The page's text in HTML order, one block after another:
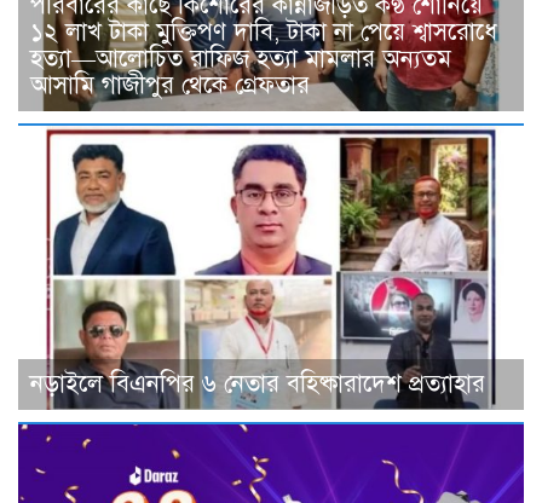
১২ লাখ টাকা মুক্তিপণ দাবি, টাকা না পেয়ে শ্বাসরোধে
হত্যা—আলোচিত রাফিজ হত্যা মামলার অন্যতম
আসামি গাজীপুর থেকে গ্রেফতার
নড়াইলে বিএনপির ৬ নেতার বহিষ্কারাদেশ প্রত্যাহার